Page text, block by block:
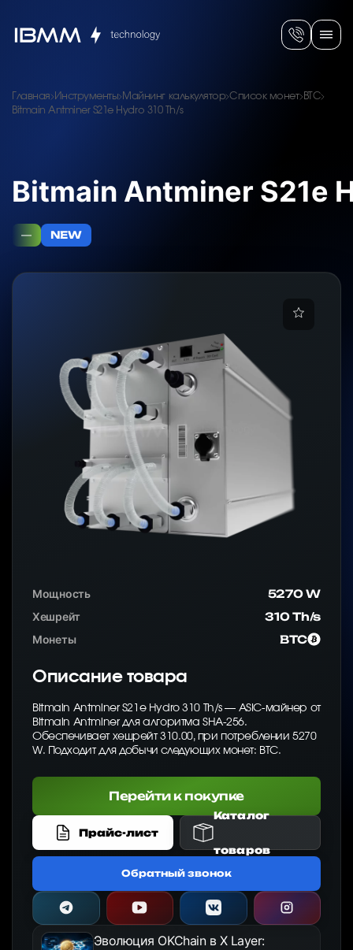
Главная Инструменты Майнинг калькулятор Список монет BTC
Bitmain Antminer S21e Hydro 310 Th/s
Bitmain Antminer S21e
— NEW
Мощность
5270 W
Хешрейт
310 Th/s
Монеты
BTC
Описание товара
Bitmain Antminer S21e Hydro 310 Th/s — ASIC-майнер от
Bitmain Antminer для алгоритма SHA-256.
Обеспечивает хешрейт 310.00, при потреблении 5270
W. Подходит для добычи следующих монет: BTC.
Перейти к покупке
Прайс-лист
Каталог
товаров
Обратный звонок
Эволюция OKChain в X Layer: